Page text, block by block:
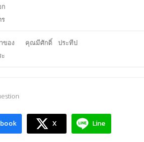
ของ
คุณมีศักดิ์ ประทีป
X Line